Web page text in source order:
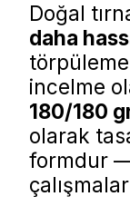
Doğal
daha
incelme
180/180
olarak
formdur